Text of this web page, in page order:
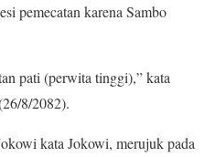
pemecatan karena Sambo
pati (perwita tinggi),” kata
8/2082).
kata Jokowi, merujuk pada